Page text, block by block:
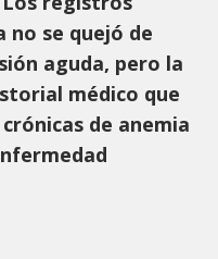
no se quejó de
aguda, pero la
médico que
de anemia